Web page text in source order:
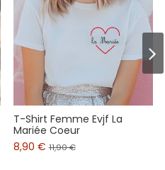
T-Shirt Femme Evjf La
Mariée Coeur
8,90 €11,90 €